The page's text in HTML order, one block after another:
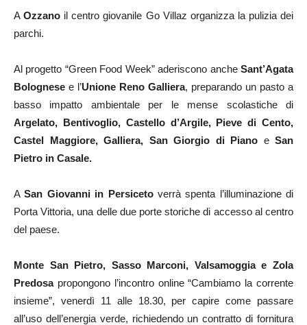
AOzzano il centro giovanile Go Villaz organizza la pulizia dei
parchi.
Al progetto “Green Food Week” aderiscono anche Sant’Agata
Bolognese e l’Unione Reno Galliera, preparando un pasto a
basso impatto ambientale per le mense scolastiche di
Argelato, Bentivoglio, Castello d’Argile, Pieve di Cento,
Castel Maggiore, Galliera, San Giorgio di Piano e San
Pietro in Casale.
ASan Giovanni in Persicetoverrà spenta l’illuminazione di
Porta Vittoria, una delle due porte storiche di accesso al centro
del paese.
Monte San Pietro, Sasso Marconi, Valsamoggia e Zola
Predosapropongono l’incontro online “Cambiamo la corrente
insieme”, venerdì 11 alle 18.30, per capire come passare
all’uso dell’energia verde, richiedendo un contratto di fornitura